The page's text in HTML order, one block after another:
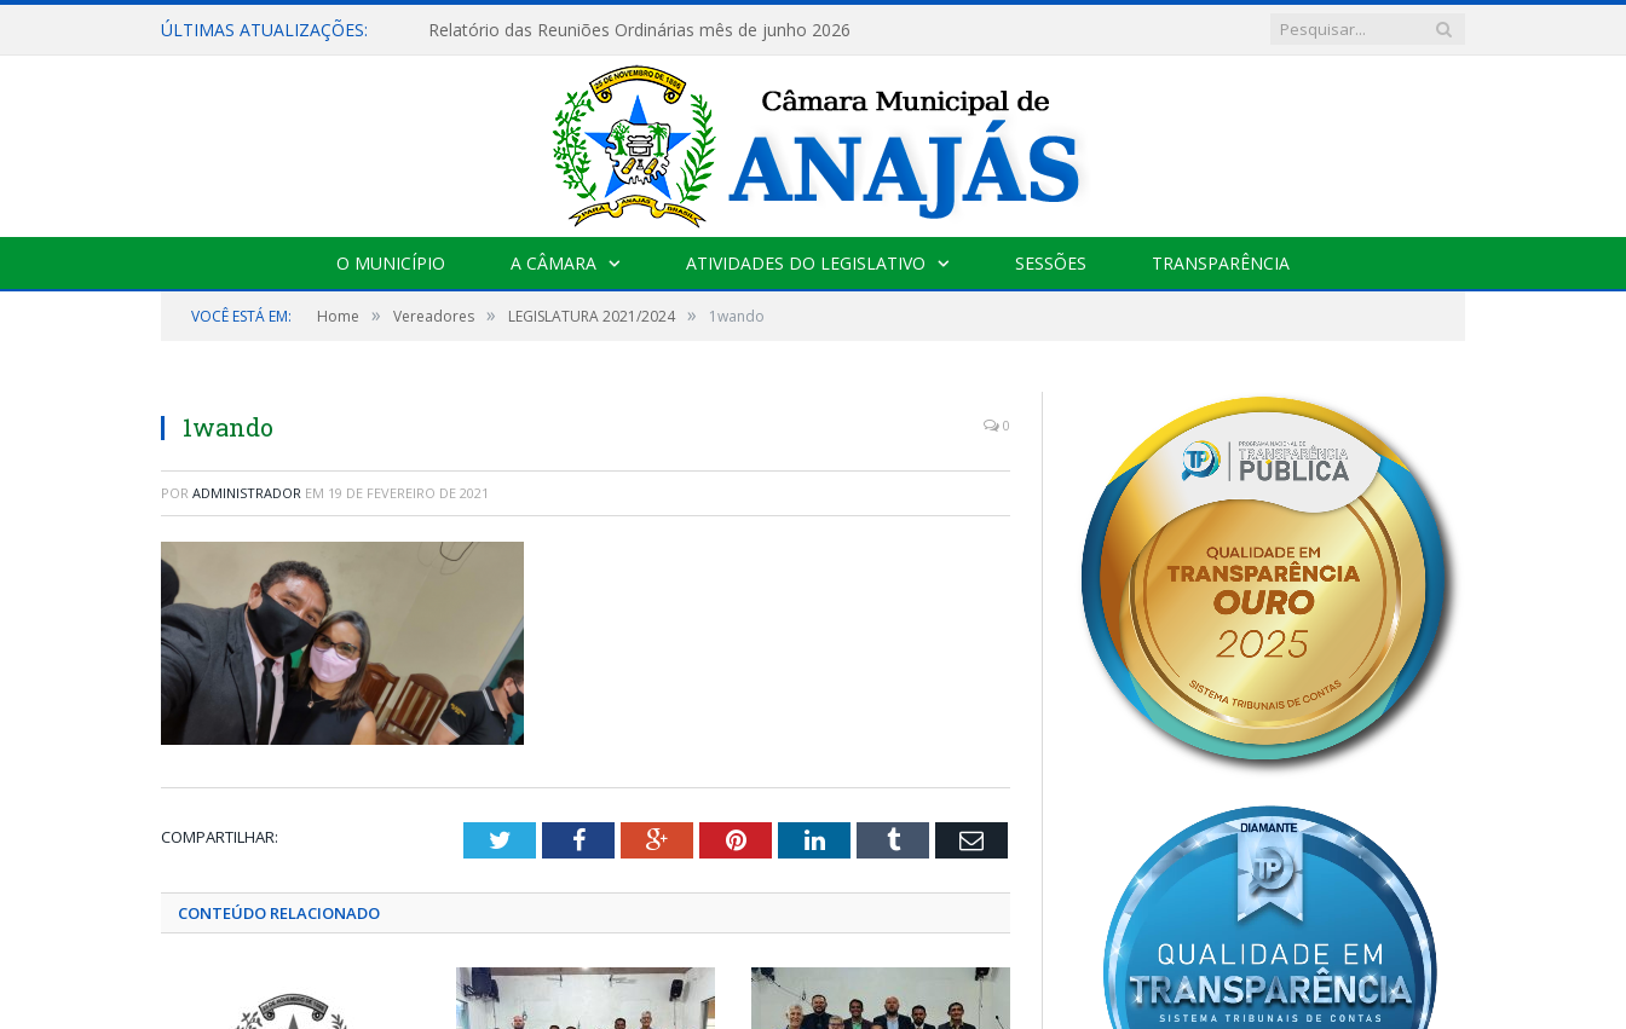
ÚLTIMAS ATUALIZAÇÕES: Relatório das Reuniões Ordinárias mês de junho 2026
O MUNICÍPIO A CÂMARA ATIVIDADES DO LEGISLATIVO SESSÕES TRANSPARÊNCIA
VOCÊ ESTÁ EM: Home » Vereadores » LEGISLATURA 2021/2024 » 1wando
1wando 0
POR ADMINISTRADOR EM 19 DE FEVEREIRO DE 2021
COMPARTILHAR: TwitterFacebookGoogle+PinterestLinkedInTumblr Email
CONTEÚDO RELACIONADO